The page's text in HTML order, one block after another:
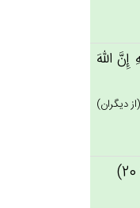
الله‌َ
ديگران)